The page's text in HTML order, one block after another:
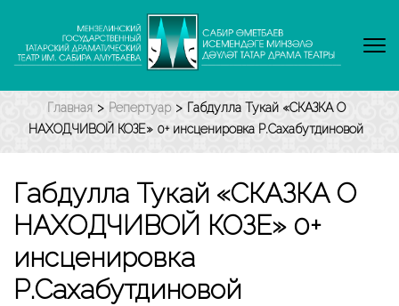
содержимому
Enter)
Главная > Репертуар > Габдулла Тукай «СКАЗКА О
НАХОДЧИВОЙ КОЗЕ» 0+ инсценировка Р.Сахабутдиновой
Габдулла Тукай «СКАЗКА О
НАХОДЧИВОЙ КОЗЕ» 0+
инсценировка
Р.Сахабутдиновой